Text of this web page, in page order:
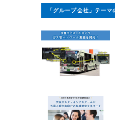
「グループ会社」テーマ